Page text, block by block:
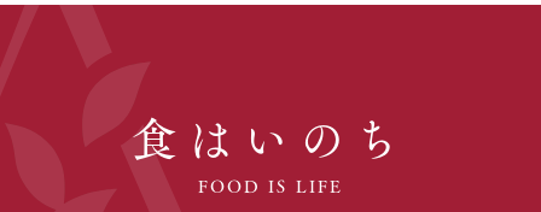
食はいのち
FOOD IS LIFE